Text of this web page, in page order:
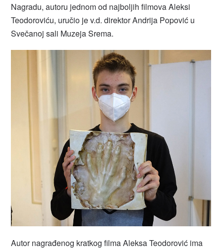
Nagradu, autoru jednom od najboljih filmova Aleksi
Teodoroviću, uručio je v.d. direktor Andrija Popović u
Svečanoj sali Muzeja Srema.
Autor nagrađenog kratkog filma Aleksa Teodorović ima